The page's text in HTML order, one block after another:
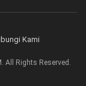
Kami
All Rights Reserved.